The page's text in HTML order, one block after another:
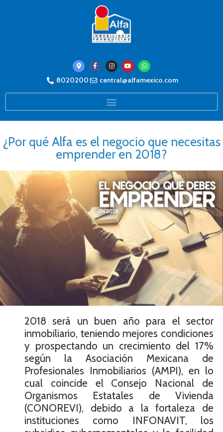
8020200 central@alfamexico.com
¿Por qué Alfa es el negocio que necesitas
emprender en 2018?
2018 será un buen año para el sector
inmobiliario, teniendo mejores condiciones
y prospectando un crecimiento del 17%
según la Asociación Mexicana de
Profesionales Inmobiliarios (AMPI), en lo
cual coincide el Consejo Nacional de
Organismos Estatales de Vivienda
(CONOREVI), debido a la fortaleza de
instituciones como INFONAVIT, los